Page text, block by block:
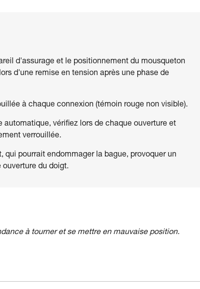
d'assurage et le positionnement du mousqueton
d'une remise en tension après une phase de
à chaque connexion (témoin rouge non visible).
automatique, vérifiez lors de chaque ouverture et
verrouillée.
qui pourrait endommager la bague, provoquer un
du doigt.
à tourner et se mettre en mauvaise position.